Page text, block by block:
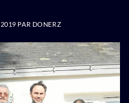
PAR DONERZ